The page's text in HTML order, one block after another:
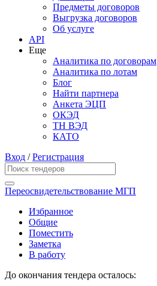
Предметы договоров
Выгрузка договоров
Об услуге
API
Еще
Аналитика по договорам
Аналитика по лотам
Блог
Найти партнера
Анкета ЭЦП
ОКЭД
ТН ВЭД
КАТО
Вход /Регистрация
Переосвидетельствование МГП
Избранное
Общие
Поместить
Заметка
В работу
До окончания тендера осталось: